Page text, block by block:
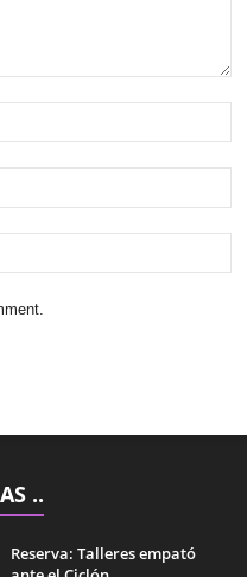
..
Reserva: Talleres empató